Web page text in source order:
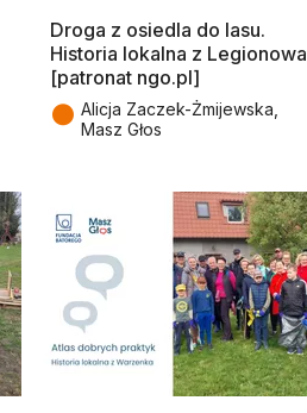
Droga z osiedla do lasu.
Historia lokalna z Legionowa
[patronat ngo.pl]
● Alicja Zaczek-Żmijewska,
Masz Głos